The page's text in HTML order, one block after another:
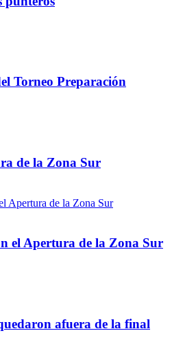
Torneo Preparación
de la Zona Sur
el Apertura de la Zona Sur
afuera de la final